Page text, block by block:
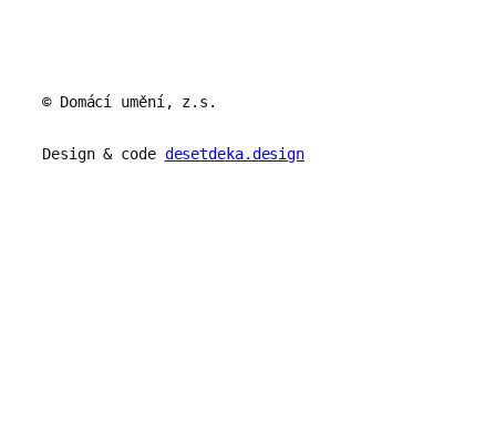
© Domácí umění, z.s.
Design & code desetdeka.design